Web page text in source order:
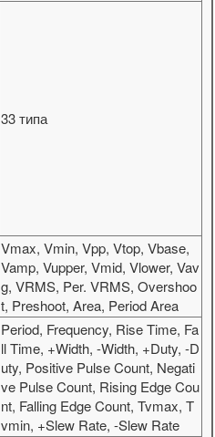
33 типа
Vmax, Vmin, Vpp, Vtop, Vbase,
Vamp, Vupper, Vmid, Vlower, Vav
g, VRMS, Per. VRMS, Overshoo
t, Preshoot, Area, Period Area
Period, Frequency, Rise Time, Fa
ll Time, +Width, -Width, +Duty, -D
uty, Positive Pulse Count, Negati
ve Pulse Count, Rising Edge Cou
nt, Falling Edge Count, Tvmax, T
vmin, +Slew Rate, -Slew Rate